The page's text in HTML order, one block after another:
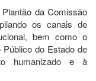
da Comissão
os canais de
bem como o
do Estado de
humanizado e à